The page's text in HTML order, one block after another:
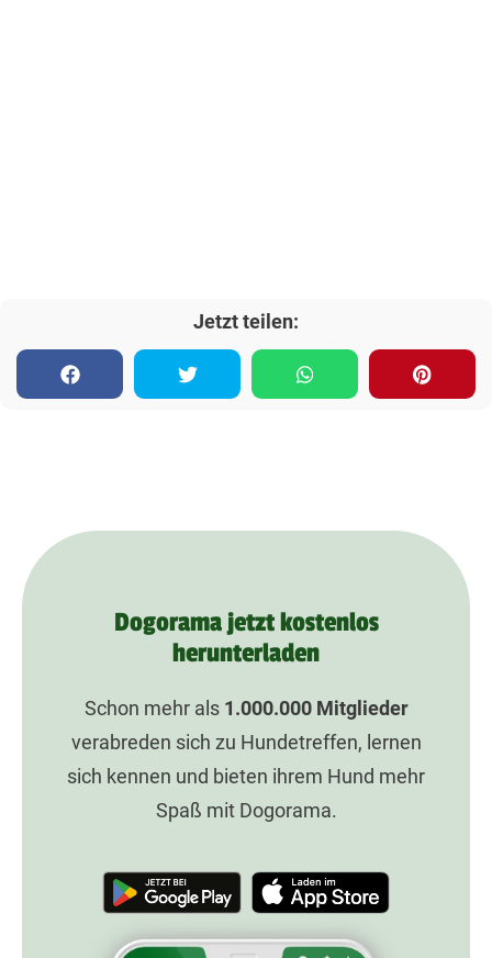
Jetzt teilen:
Dogorama jetzt kostenlos
herunterladen
Schon mehr als 1.000.000Mitglieder
verabreden sich zu Hundetreffen, lernen
sich kennen und bieten ihrem Hund mehr
Spaß mit Dogorama.